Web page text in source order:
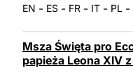
EN - ES - FR - IT - PL -
Msza Święta pro
papieża Leona XIV